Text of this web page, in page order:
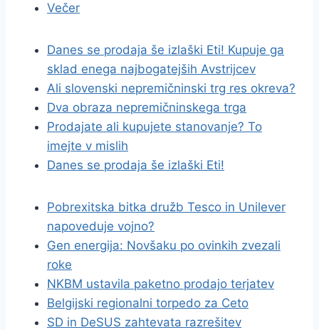
Večer
Danes se prodaja še izlaški Eti! Kupuje ga
sklad enega najbogatejših Avstrijcev
Ali slovenski nepremičninski trg res okreva?
Dva obraza nepremičninskega trga
Prodajate ali kupujete stanovanje? To
imejte v mislih
Danes se prodaja še izlaški Eti!
Pobrexitska bitka družb Tesco in Unilever
napoveduje vojno?
Gen energija: Novšaku po ovinkih zvezali
roke
NKBM ustavila paketno prodajo terjatev
Belgijski regionalni torpedo za Ceto
SD in DeSUS zahtevata razrešitev